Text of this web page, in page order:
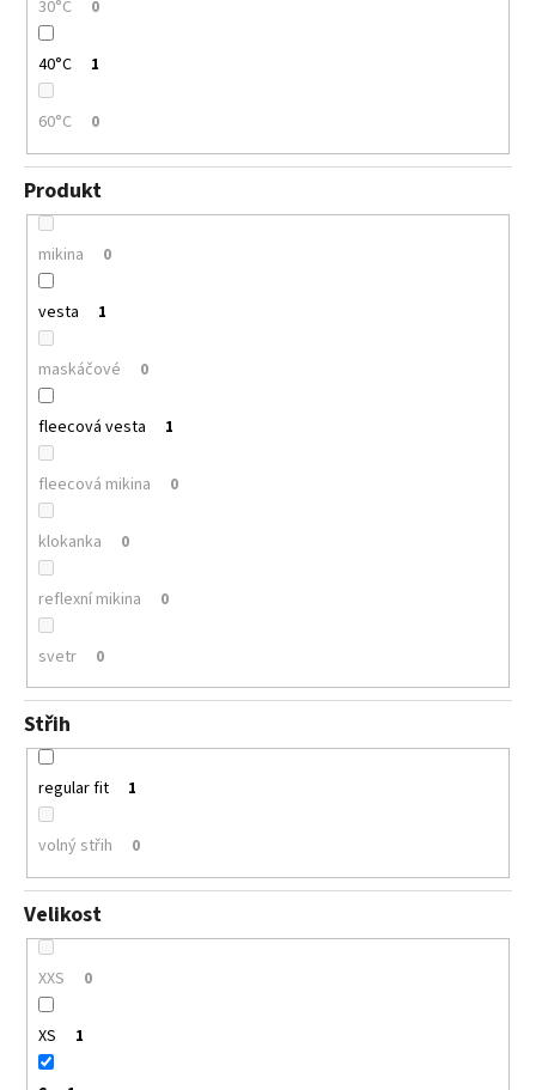
30°C 0
40°C 1
60°C 0
Produkt
mikina 0
vesta 1
maskáčové 0
fleecová vesta 1
fleecová mikina 0
klokanka 0
reflexní mikina 0
svetr 0
Střih
regular fit 1
volný střih 0
Velikost
XXS 0
XS 1